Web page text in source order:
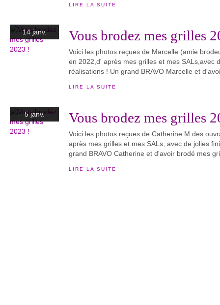
LIRE LA SUITE
14 janv. Vous brodez mes grilles
Voici les photos reçues de Marcelle (amie
en 2022,d' après mes grilles et mes SALs,avec
réalisations ! Un grand BRAVO Marcelle et
LIRE LA SUITE
5 janv. Vous brodez mes grilles
Voici les photos reçues de Catherine M des
après mes grilles et mes SALs, avec de jolies
grand BRAVO Catherine et d'avoir brodé mes
LIRE LA SUITE